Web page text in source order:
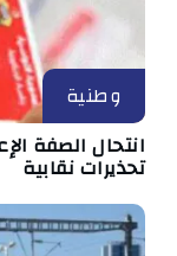
وطنية
انتحال الصفة
تحذيرات نقابية